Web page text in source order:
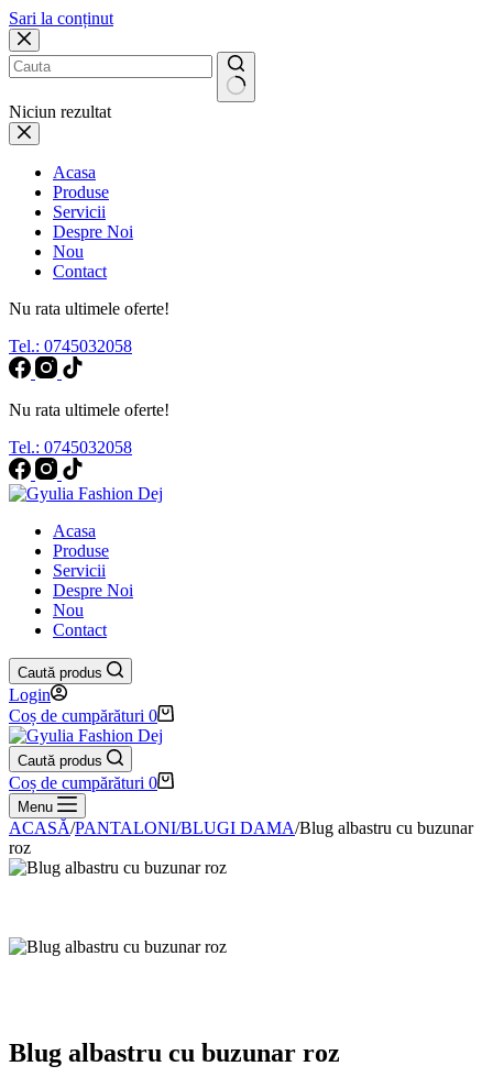
Sari la conținut
Niciun rezultat
Acasa
Produse
Servicii
Despre Noi
Nou
Contact
Nu rata ultimele oferte!
Tel.: 0745032058
Nu rata ultimele oferte!
Tel.: 0745032058
Acasa
Produse
Servicii
Despre Noi
Nou
Contact
Caută produs
Login
Coș de cumpărături 0
Caută produs
Coș de cumpărături 0
Menu
ACASĂ/PANTALONI/BLUGI DAMA/Blug albastru cu buzunar
roz
Blug albastru cu buzunar roz